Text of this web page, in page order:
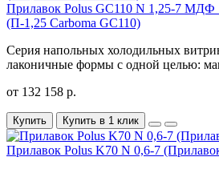
Прилавок Polus GC110 N 1,25-7 МДФ
(П-1,25 Carboma GC110)
Серия напольных холодильных
лаконичные формы с одной целью:
от 132 158 р.
Купить Купить в 1 клик
Прилавок Polus K70 N 0,6-7